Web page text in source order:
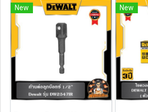
New New